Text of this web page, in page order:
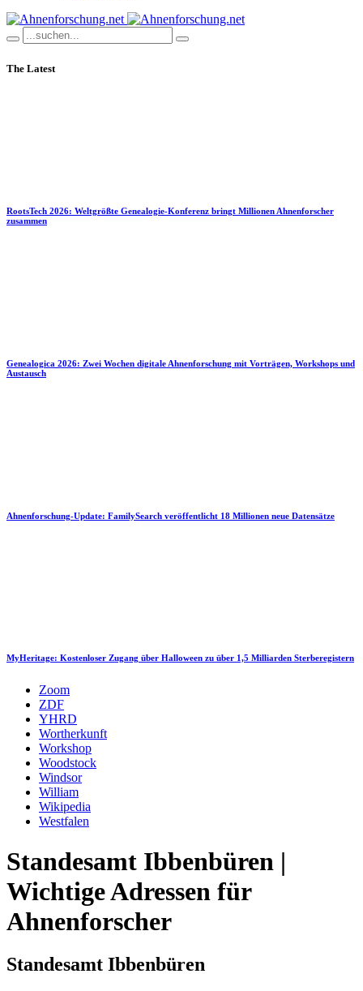
The Latest
RootsTech 2026: Weltgrößte Genealogie-Konferenz bringt Millionen Ahnenforscher
zusammen
Genealogica 2026: Zwei Wochen digitale Ahnenforschung mit Vorträgen, Workshops und
Austausch
Ahnenforschung-Update: FamilySearch veröffentlicht 18 Millionen neue Datensätze
MyHeritage: Kostenloser Zugang über Halloween zu über 1,5 Milliarden Sterberegistern
Zoom
ZDF
YHRD
Wortherkunft
Workshop
Woodstock
Windsor
William
Wikipedia
Westfalen
Standesamt Ibbenbüren |
Wichtige Adressen für
Ahnenforscher
Standesamt Ibbenbüren